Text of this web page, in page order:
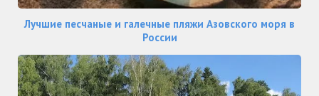
Лучшие песчаные и галечные пляжи Азовского моря в
России